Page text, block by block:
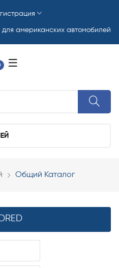
для американских автомобилей
Общий Каталог